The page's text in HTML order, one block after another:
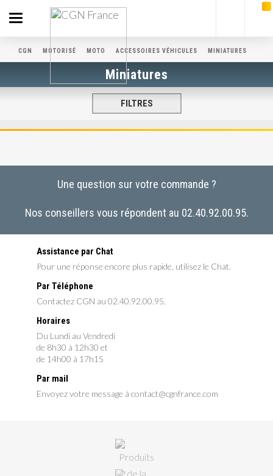
Toggle
navigation
CGN MOTORISÉ MOTO ACCESSOIRES VÉHICULES MINIATURES
Miniatures
FILTRES
Une question sur votre commande ?
Nos conseillers vous répondent au 02.40.92.00.95.
Assistance par Chat
Pour une réponse encore plus rapide, utilisez le Chat.
Par Téléphone
Contactez CGN au 02.40.92.00.95.
Horaires
Du Lundi au Vendredi
de 8h30 à 12h30 et
de 14h00 à 17h15
Par mail
Envoyez votre message à contact@cgnfrance.com